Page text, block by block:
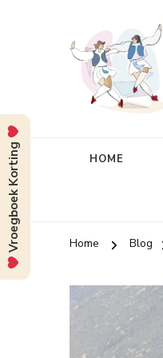
HOME
Home Blog
Vroegboek Korting